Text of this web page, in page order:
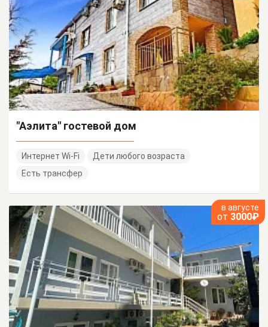
"Аэлита" гостевой дом
Интернет Wi-Fi
Дети любого возраста
Есть трансфер
в августе
от 3000₽